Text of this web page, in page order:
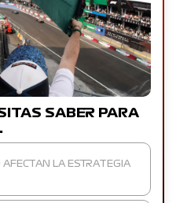
SABER PARA
LA ESTRATEGIA